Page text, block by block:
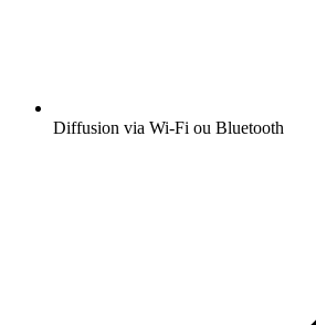
Diffusion via Wi-Fi ou Bluetooth